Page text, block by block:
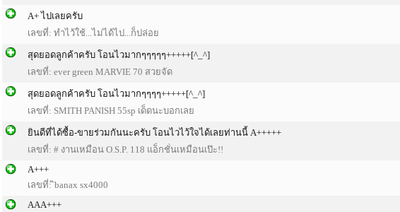
A+ ไปเลยครับ
เลขที่: ทำไว้ใช้...ไม่ได้ไป...ก็ปล่อย
สุดยอดลูกค้าครับ โอนไวมากๆๆๆๆๆ+++++[^_^]
เลขที่: ever green MARVIE 70 สวยจัด
สุดยอดลูกค้าครับ โอนไวมากๆๆๆๆ+++++[^_^]
เลขที่: SMITH PANISH 55sp เด็ดนะบอกเลย
ยินดีที่ได้ซื้อ-ขายร่วมกันนะครับ โอนไวไว้ใจได้เลยท่านนี้ A+++++
เลขที่: # งานเหมือน O.S.P. 118 แอ็กชั่นเหมือนเป๊ะ!!
A+++
เลขที่: ิbanax sx4000
AAA+++